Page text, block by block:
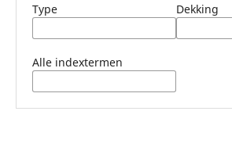
Type Dekking
Alle indextermen